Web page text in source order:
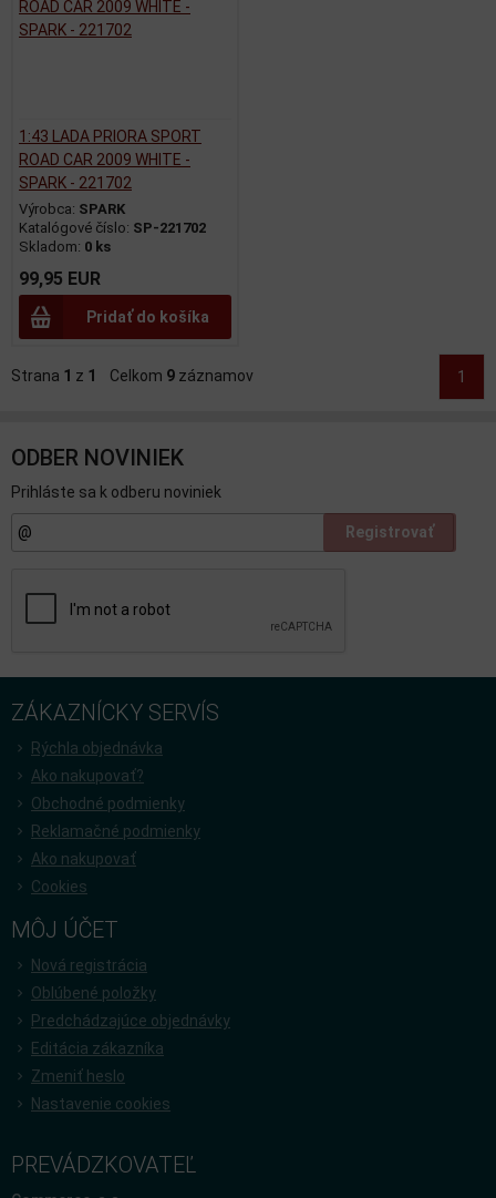
1:43 LADA PRIORA SPORT
ROAD CAR 2009 WHITE -
SPARK - 221702
Výrobca: SPARK
Katalógové číslo: SP-221702
Skladom: 0 ks
99,95 EUR
Pridať do košíka
Strana 1 z 1 Celkom 9 záznamov 1
ODBER NOVINIEK
Prihláste sa k odberu noviniek
Registrovať
ZÁKAZNÍCKY SERVÍS
Rýchla objednávka
Ako nakupovať?
Obchodné podmienky
Reklamačné podmienky
Ako nakupovať
Cookies
MÔJ ÚČET
Nová registrácia
Oblúbené položky
Predchádzajúce objednávky
Editácia zákazníka
Zmeniť heslo
Nastavenie cookies
PREVÁDZKOVATEĽ